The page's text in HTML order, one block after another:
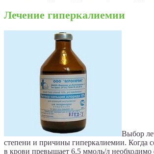
Лечение гиперкалиемии
Выбор
степени и причины гиперкалиемии. Когда
в крови превышает 6,5 ммоль/л необходимо